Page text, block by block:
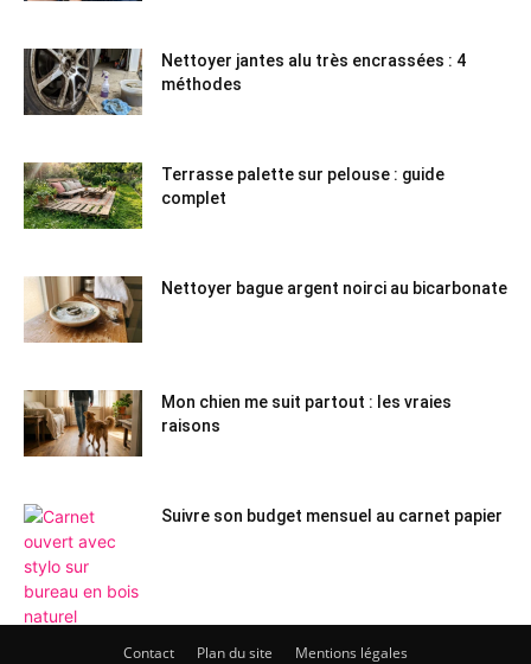
Nettoyer jantes alu très encrassées : 4
méthodes
Terrasse palette sur pelouse : guide
complet
Nettoyer bague argent noirci au bicarbonate
Mon chien me suit partout : les vraies
raisons
Suivre son budget mensuel au carnet papier
Contact Plan du site Mentions légales